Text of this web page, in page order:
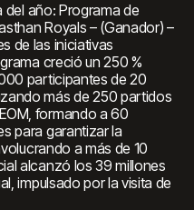
del año: Programa de
Royals – (Ganador) –
de las iniciativas
creció un 250 %
participantes de 20
más de 250 partidos
formando a 60
para garantizar la
a más de 10
alcanzó los 39 millones
impulsado por la visita de